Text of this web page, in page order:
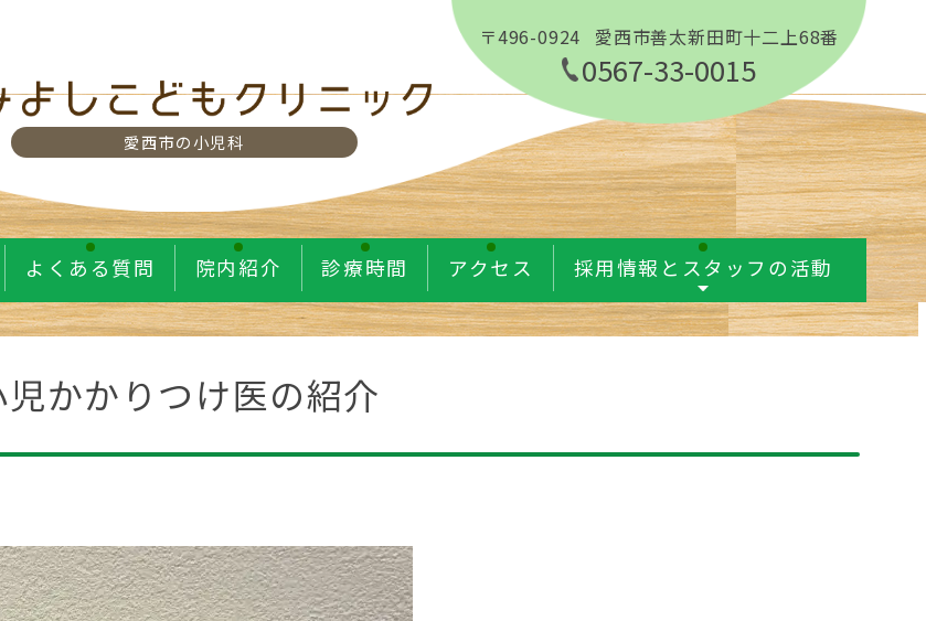
愛西市の小児科
〒496-0924 愛西市善太新田町十二上68番
0567-33-0015
よくある質問 院内紹介 診療時間 アクセス 採用情報とスタッフの活動
児かかりつけ医の紹介